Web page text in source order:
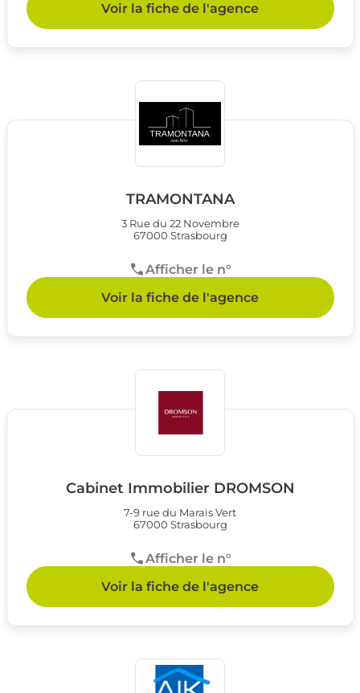
Voir la fiche de l'agence
TRAMONTANA
3 Rue du 22 Novembre
67000 Strasbourg
Afficher le n°
Voir la fiche de l'agence
Cabinet Immobilier DROMSON
7-9 rue du Marais Vert
67000 Strasbourg
Afficher le n°
Voir la fiche de l'agence